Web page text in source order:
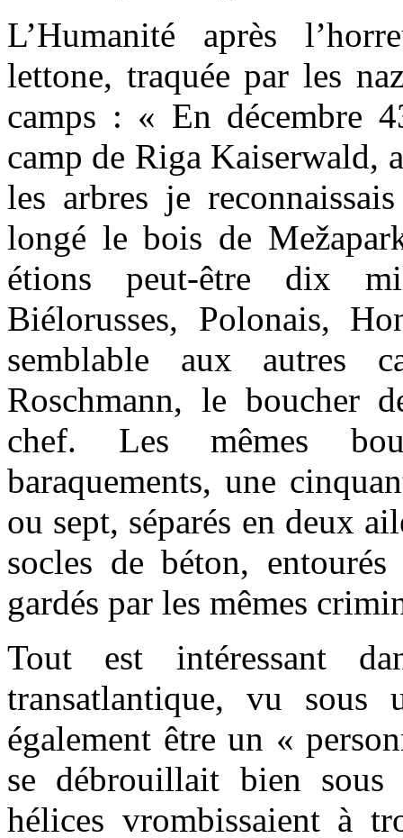
L’Humanité après
lettone, traquée par les
camps : « En décembre
camp de Riga
les arbres je
longé le bois de
étions peut-être dix
Biélorusses, Polonais,
semblable aux autres
Roschmann, le boucher
chef. Les mêmes
baraquements, une
ou sept, séparés en deux
socles de béton,
gardés par les mêmes
Tout est intéressant
transatlantique, vu sous
également être un «
se débrouillait bien
hélices vrombissaient à